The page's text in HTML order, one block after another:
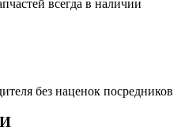
всегда в наличии
без наценок посредников